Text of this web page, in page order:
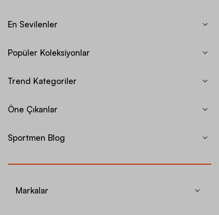
En Sevilenler
Popüler Koleksiyonlar
Trend Kategoriler
Öne Çıkanlar
Sportmen Blog
Markalar